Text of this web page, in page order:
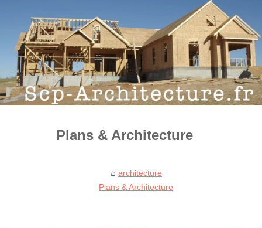
Plans & Architecture
architecture
Plans & Architecture